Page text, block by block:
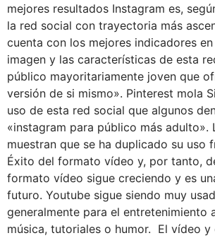
mejores resultados Instagram es,
la red social con trayectoria más
cuenta con los mejores indicadores
imagen y las características de esta
público mayoritariamente joven que
versión de si mismo». Pinterest mola
uso de esta red social que algunos
«instagram para público más adulto».
muestran que se ha duplicado su uso
Éxito del formato vídeo y, por tanto,
formato vídeo sigue creciendo y es
futuro. Youtube sigue siendo muy
generalmente para el entretenimiento
música, tutoriales o humor. El vídeo y